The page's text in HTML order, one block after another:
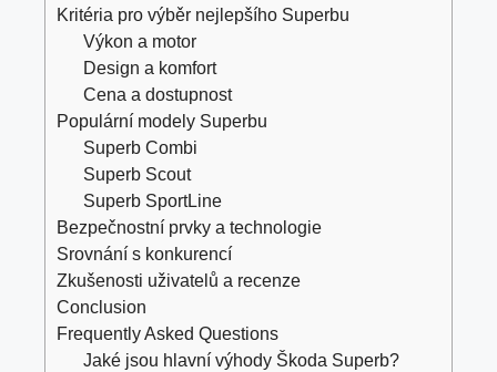
Kritéria pro výběr nejlepšího Superbu
Výkon a motor
Design a komfort
Cena a dostupnost
Populární modely Superbu
Superb Combi
Superb Scout
Superb SportLine
Bezpečnostní prvky a technologie
Srovnání s konkurencí
Zkušenosti uživatelů a recenze
Conclusion
Frequently Asked Questions
Jaké jsou hlavní výhody Škoda Superb?